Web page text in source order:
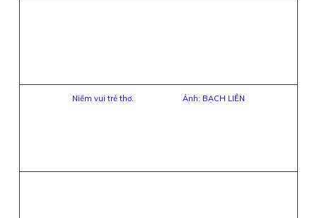
Niềm vui trẻ thơ. Ảnh: BẠCH LIÊN